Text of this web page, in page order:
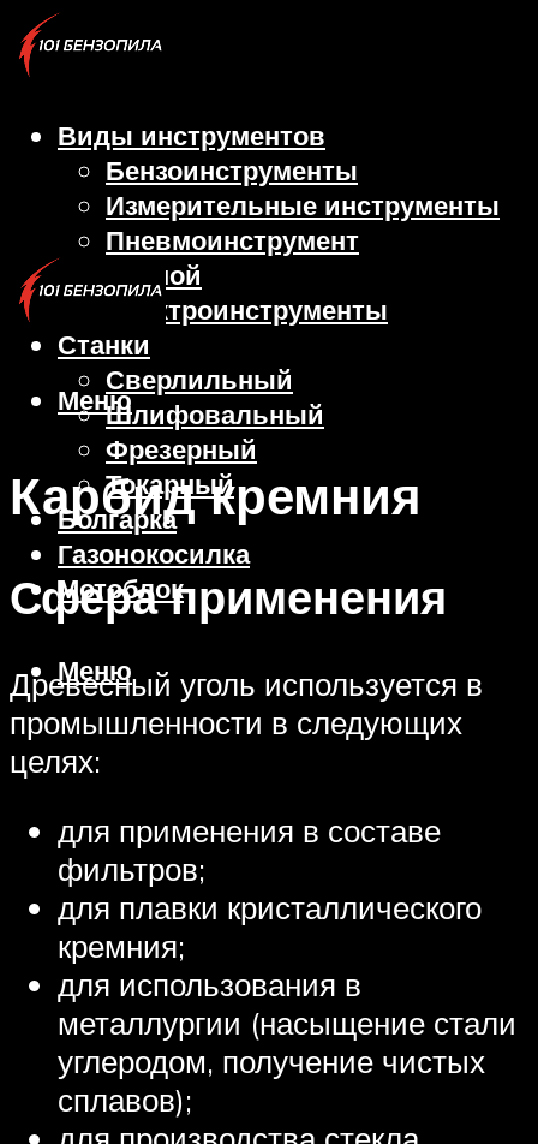
Виды инструментов
Бензоинструменты
Измерительные инструменты
Пневмоинструмент
Ручной
Электроинструменты
Станки
Сверлильный
Шлифовальный
Фрезерный
Токарный
Болгарка
Газонокосилка
Мотоблок
Меню
Меню
Карбид кремния
Сфера применения
Древесный уголь используется в
промышленности в следующих
целях:
для применения в составе
фильтров;
для плавки кристаллического
кремния;
для использования в
металлургии (насыщение стали
углеродом, получение чистых
сплавов);